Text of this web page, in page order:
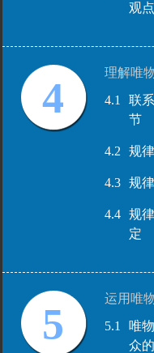
观
4
理解唯
4.1
联
节
4.2 规
4.3 规
4.4
规
定
5
运用唯
5.1
唯
众